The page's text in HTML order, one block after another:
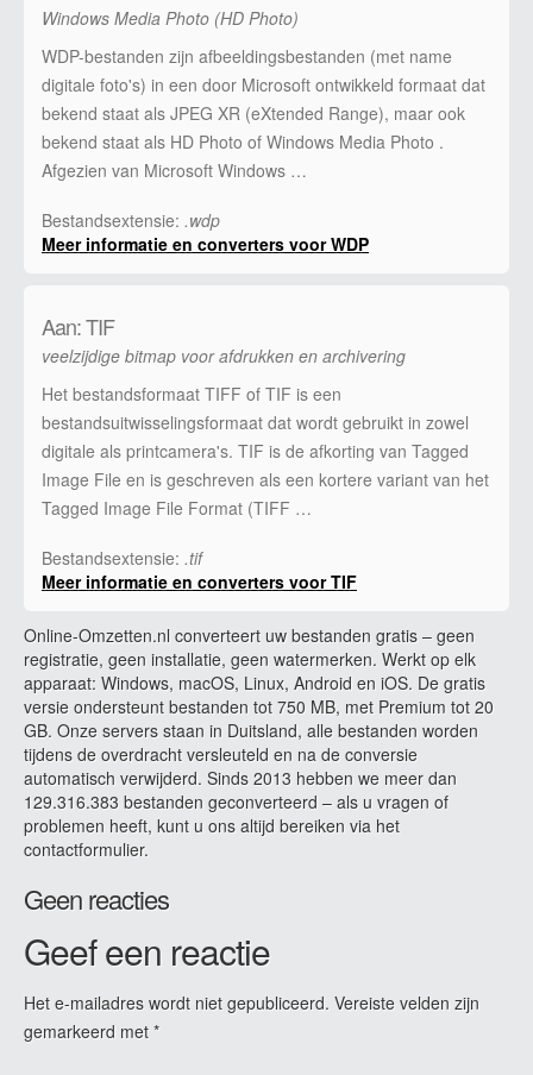
Windows Media Photo (HD Photo)
WDP-bestanden zijn afbeeldingsbestanden (met name
digitale foto's) in een door Microsoft ontwikkeld formaat dat
bekend staat als JPEG XR (eXtended Range), maar ook
bekend staat als HD Photo of Windows Media Photo .
Afgezien van Microsoft Windows …
Bestandsextensie: .wdp
Meer informatie en converters voor WDP
Aan: TIF
veelzijdige bitmap voor afdrukken en archivering
Het bestandsformaat TIFF of TIF is een
bestandsuitwisselingsformaat dat wordt gebruikt in zowel
digitale als printcamera's. TIF is de afkorting van Tagged
Image File en is geschreven als een kortere variant van het
Tagged Image File Format (TIFF …
Bestandsextensie: .tif
Meer informatie en converters voor TIF
Online-Omzetten.nl converteert uw bestanden gratis – geen
registratie, geen installatie, geen watermerken. Werkt op elk
apparaat: Windows, macOS, Linux, Android en iOS. De gratis
versie ondersteunt bestanden tot 750 MB, met Premium tot 20
GB. Onze servers staan in Duitsland, alle bestanden worden
tijdens de overdracht versleuteld en na de conversie
automatisch verwijderd. Sinds 2013 hebben we meer dan
129.316.383 bestanden geconverteerd – als u vragen of
problemen heeft, kunt u ons altijd bereiken via het
contactformulier.
Geen reacties
Geef een reactie
Het e-mailadres wordt niet gepubliceerd. Vereiste velden zijn
gemarkeerd met *